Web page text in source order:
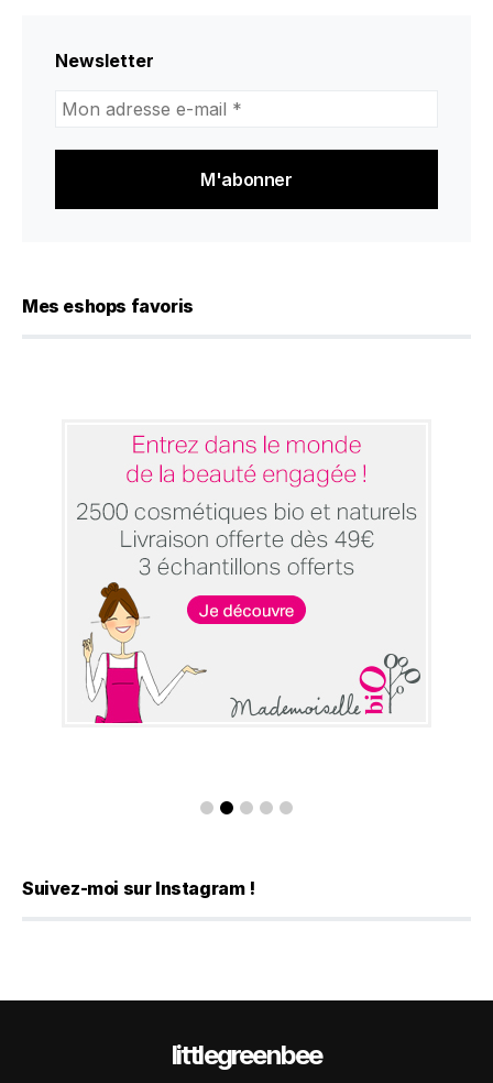
Newsletter
adresse
mail
Mes eshops favoris
Suivez-moi sur Instagram !
littlegreenbee